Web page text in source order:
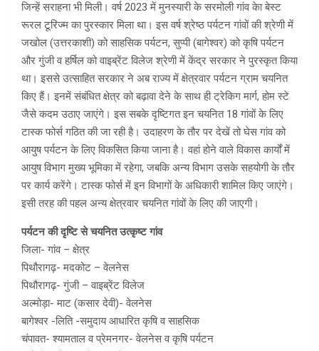
जिन्हें सराहना भी मिली। वर्ष 2023 में मुनस्यारी के सरमोली गांव केा बेस्ट
रूरल टूरिज्म का पुरस्कार मिला था। इस वर्ष श्रेष्ठ पर्यटन गांवों की श्रेणी में
जखोल (उत्तरकाशी) को साहसिक पर्यटन, सुप्पी (बागेश्वर) को कृषि पर्यटन
और गुंजी व हर्षिल को वाइब्रेंट विलेज श्रेणी में केंद्र सरकार ने पुरस्कृत किया
था। इससे उत्साहित सरकार ने अब राज्य में क्षेत्रवार पर्यटन ग्राम चयनित
किए हैं। इनमें संबंधित क्षेत्र को बढ़ावा देने के साथ ही ट्रेकिग मार्ग, होम स्टे
जैसे कदम उठाए जाएंगे। इस सबके दृष्टिगत इन चयनित 18 गांवों के लिए
टास्क फोर्स गठित की जा रही है। उदाहरण के तौर पर देखें तो घेस गांव को
आयुष पर्यटन के लिए विकसित किया जाना है। वहां होने वाले विकास कार्यों में
आयुष विभाग मुख्य भूमिका में रहेगा, जबकि अन्य विभाग उसके सहयोगी के तौर
पर कार्य करेंगे। टास्क फोर्स में इन विभागों के अधिकारी शामिल किए जाएंगे।
इसी तरह की पहल अन्य क्षेत्रवार चयनित गांवों के लिए की जाएगी।
पर्यटन की दृष्टि से चयनित उत्कृष्ट गांव
जिला- गांव – क्षेत्र
पिथौरागढ़- मदकोट – वेलनेस
पिथौरागढ़- गुंजी – वाइब्रेंट विलेज
अल्मोड़ा- माट (कसार देवी)- वेलनेस
बागेश्वर -लिति -समुदाय आधारित कृषि व साहसिक
चंपावत- श्यामताल व प्रेमनगर- वेलनेस व कृषि पर्यटन